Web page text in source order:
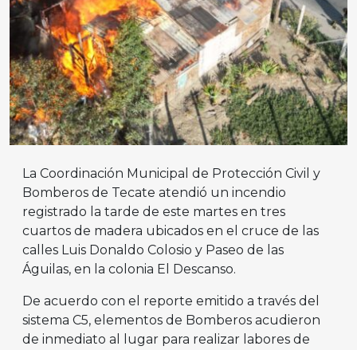
La Coordinación Municipal de Protección Civil y
Bomberos de Tecate atendió un incendio
registrado la tarde de este martes en tres
cuartos de madera ubicados en el cruce de las
calles Luis Donaldo Colosio y Paseo de las
Águilas, en la colonia El Descanso.
De acuerdo con el reporte emitido a través del
sistema C5, elementos de Bomberos acudieron
de inmediato al lugar para realizar labores de